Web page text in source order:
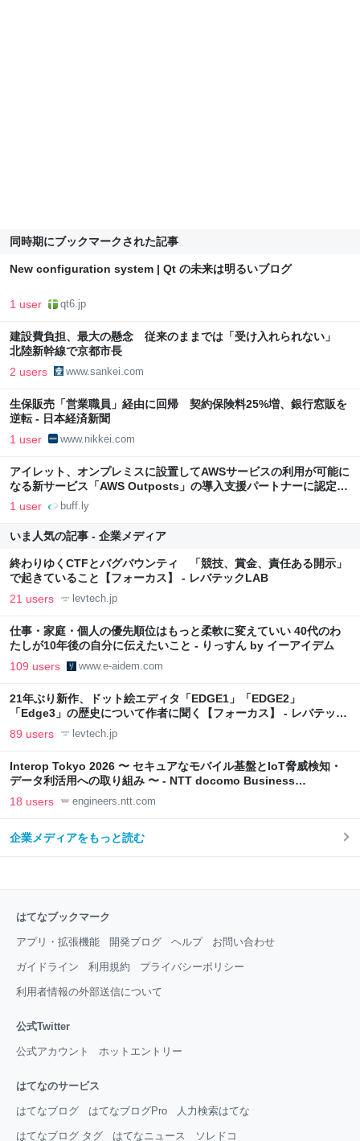
同時期にブックマークされた記事
New configuration system | Qt の未来は明るいブログ
1 user qt6.jp
建設費負担、最大の懸念 従来のままでは「受け入れられない」
北陸新幹線で京都市長
2 users www.sankei.com
生保販売「営業職員」経由に回帰 契約保険料25%増、銀行窓販を
逆転 - 日本経済新聞
1 user www.nikkei.com
アイレット、オンプレミスに設置してAWSサービスの利用が可能に
なる新サービス「AWS Outposts」の導入支援パートナーに認定 -
クラウドの活用なら KDDIアイレットの cloudpack
1 user buff.ly
いま人気の記事 - 企業メディア
終わりゆくCTFとバグバウンティ 「競技、賞金、責任ある開示」
で起きていること【フォーカス】 - レバテックLAB
21 users levtech.jp
仕事・家庭・個人の優先順位はもっと柔軟に変えていい 40代のわ
たしが10年後の自分に伝えたいこと - りっすん by イーアイデム
109 users www.e-aidem.com
21年ぶり新作、ドット絵エディタ「EDGE1」「EDGE2」
「Edge3」の歴史について作者に聞く【フォーカス】 - レバテック
LAB
89 users levtech.jp
Interop Tokyo 2026 〜 セキュアなモバイル基盤とIoT脅威検知・
データ利活用への取り組み 〜 - NTT docomo Business
Engineers' Blog
18 users engineers.ntt.com
企業メディアをもっと読む
はてなブックマーク
アプリ・拡張機能 開発ブログ ヘルプ お問い合わせ
ガイドライン 利用規約 プライバシーポリシー
利用者情報の外部送信について
公式Twitter
公式アカウント ホットエントリー
はてなのサービス
はてなブログ はてなブログPro 人力検索はてな
はてなブログ タグ はてなニュース ソレドコ